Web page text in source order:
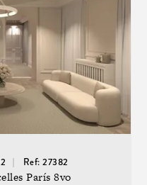
Ref: 27382
París 8vo